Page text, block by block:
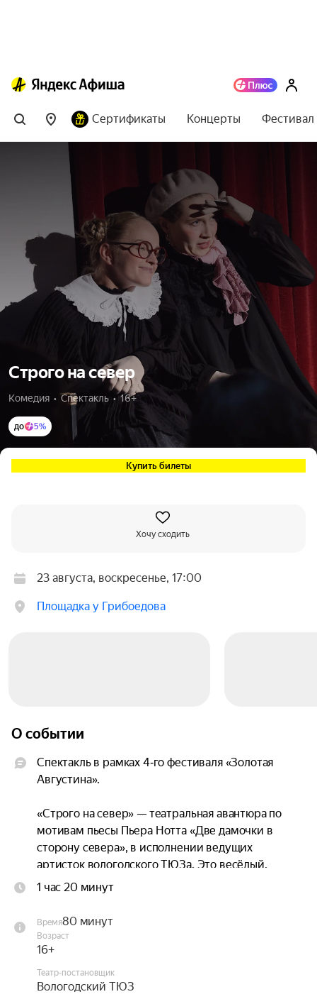
Сертификаты Концерты
Строго на север
Комедия  •  Спектакль  •  16+
до 5%
Купить билеты
Хочу сходить
23 августа, воскресенье, 17:00
Площадка у Грибоедова
О событии
Спектакль в рамках 4‑го фестиваля «Золотая
Августина».
«Строго на север» — театральная авантюра по
мотивам пьесы Пьера Нотта «Две дамочки в
сторону севера», в исполнении ведущих
артисток вологодского ТЮЗа. Это весёлый,
немного безумный вояж двух пожилых дам
вынуждены отправиться из своего крошечного
магазинчика в Париже в «далёкий» город Амьен,
что на севере славной Франции.
Гонки на автобусе, прогулки по кладбищам
1 час 20 минут
Время80 минут
Возраст
16+
Театр-постановщик
Вологодский ТЮЗ